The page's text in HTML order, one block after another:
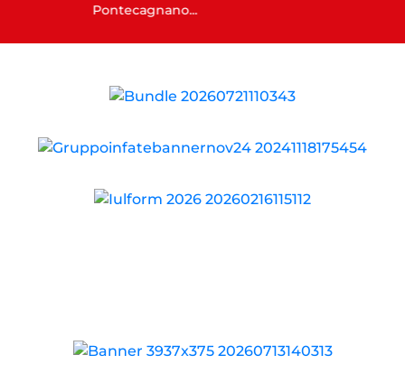
Pontecagnano...